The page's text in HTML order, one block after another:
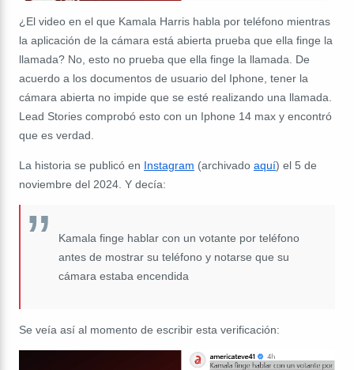
¿El video en el que Kamala Harris habla por teléfono mientras
la aplicación de la cámara está abierta prueba que ella finge la
llamada? No, esto no prueba que ella finge la llamada. De
acuerdo a los documentos de usuario del Iphone, tener la
cámara abierta no impide que se esté realizando una llamada.
Lead Stories comprobó esto con un Iphone 14 max y encontró
que es verdad.
La historia se publicó en Instagram (archivado aquí) el 5 de
noviembre del 2024. Y decía:
Kamala finge hablar con un votante por teléfono
antes de mostrar su teléfono y notarse que su
cámara estaba encendida
Se veía así al momento de escribir esta verificación: